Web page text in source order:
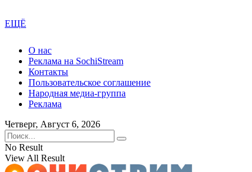
ЕЩЁ
О нас
Реклама на SochiStream
Контакты
Пользовательское соглашение
Народная медиа-группа
Реклама
Четверг, Август 6, 2026
No Result
View All Result